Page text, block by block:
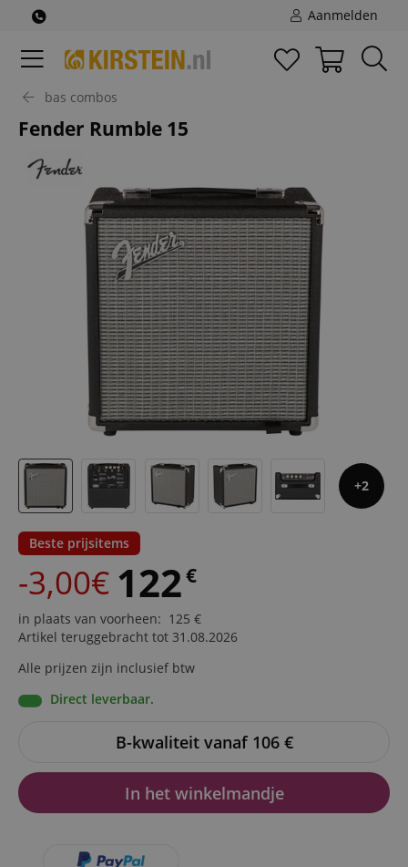
Aanmelden
bas combos
Fender Rumble 15
2
Beste prijsitems
-3,00€ 122€
in plaats van voorheen: 125 €
Artikel teruggebracht tot 31.08.2026
Alle prijzen zijn inclusief btw
Direct leverbaar.
B-kwaliteit vanaf 106 €
In het winkelmandje